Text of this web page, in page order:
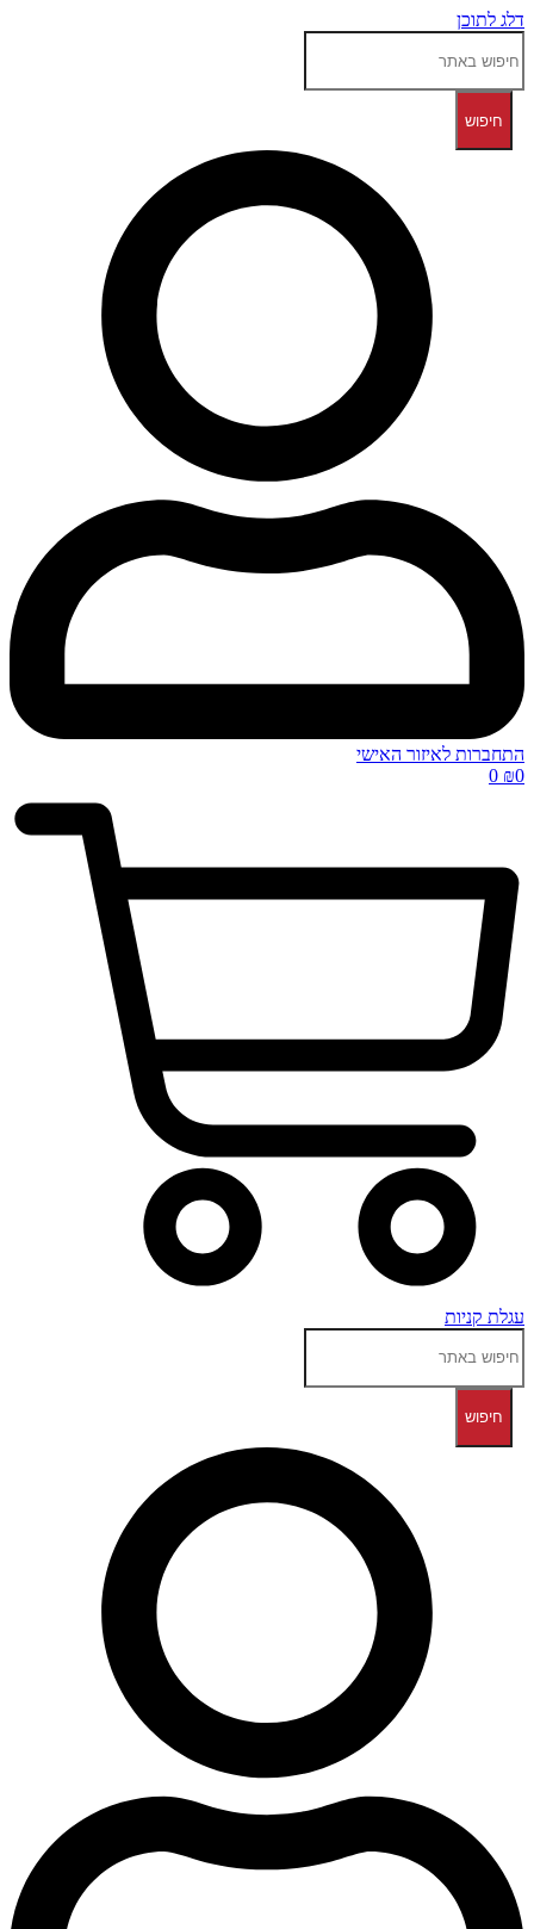
דלג לתוכן
התחברות לאיזור האישי
₪0
0
עגלת קניות